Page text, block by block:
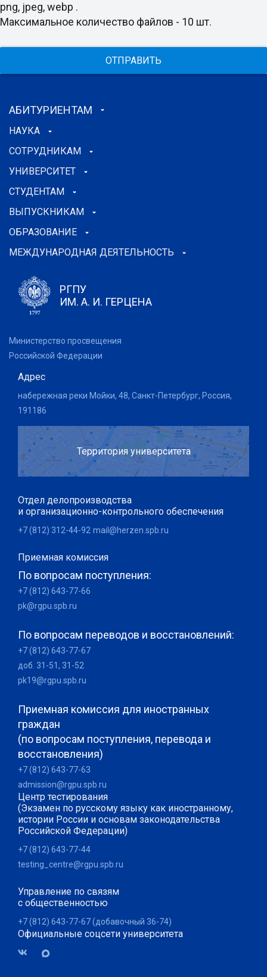
png, jpeg, webp .
Максимальное количество файлов - 10 шт.
ОТПРАВИТЬ
АБИТУРИЕНТАМ
НАУКА
СОТРУДНИКАМ
УНИВЕРСИТЕТ
СТУДЕНТАМ
ВЫПУСКНИКАМ
ОБРАЗОВАНИЕ
МЕЖДУНАРОДНАЯ ДЕЯТЕЛЬНОСТЬ
РГПУ
ИМ. А. И. ГЕРЦЕНА
Министерство просвещения
Российской Федерации
Адрес
набережная реки Мойки, 48, Санкт-Петербург, Россия,
191186
Территория университета
Отдел делопроизводства
и организационно-контрольного обеспечения
+7 (812) 312-44-92 mail@herzen.spb.ru
Приемная комиссия
По вопросам поступления:
+7 (812) 643-77-66
pk@rgpu.spb.ru
По вопросам переводов и восстановлений:
+7 (812) 643-77-67
доб. 31-51, 31-52
pk19@rgpu.spb.ru
Приемная комиссия для иностранных
граждан
(по вопросам поступления, перевода и
восстановления)
+7 (812) 643-77-63
admission@rgpu.spb.ru
Центр тестирования
(Экзамен по русскому языку как иностранному,
истории России и основам законодательства
Российской Федерации)
+7 (812) 643-77-44
testing_centre@rgpu.spb.ru
Управление по связям
с общественностью
+7 (812) 643-77-67 (добавочный 36-74)
Официальные соцсети университета